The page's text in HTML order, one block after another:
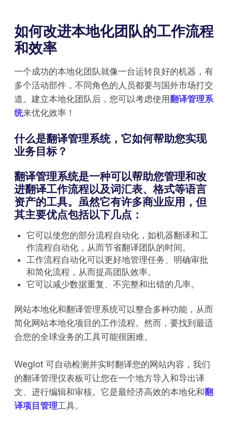
如何改进本地化团队的工作流程
和效率
一个成功的本地化团队就像一台运转良好的机器，有
多个活动部件，不同角色的人员都要与国外市场打交
道。建立本地化团队后，您可以考虑使用翻译管理系
统来优化效率！
什么是翻译管理系统，它如何帮助您实现
业务目标？
翻译管理系统是一种可以帮助您管理和改
进翻译工作流程以及词汇表、格式等语言
资产的工具。虽然它有许多商业应用，但
其主要优点包括以下几点：
它可以使您的部分流程自动化，如机器翻译和工
作流程自动化，从而节省翻译团队的时间。
工作流程自动化可以更好地管理任务、明确审批
和简化流程，从而提高团队效率。
它可以减少数据重复、不完整和出错的几率。
网站本地化和翻译管理系统可以整合多种功能，从而
简化网站本地化项目的工作流程。然而，要找到最适
合您的全球业务的工具可能很困难。
Weglot 可自动检测并实时翻译您的网站内容，我们
的翻译管理仪表板可让您在一个地方导入和导出译
文、进行编辑和审核。它是最经济高效的本地化和翻
译项目管理工具。